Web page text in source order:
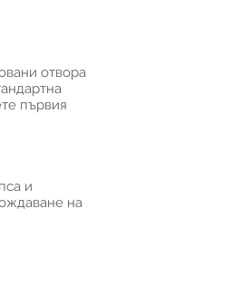
отвора
първия
и
на